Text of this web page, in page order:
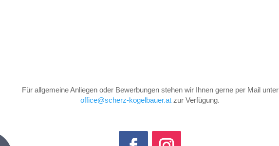
Für allgemeine Anliegen oder Bewerbungen stehen wir Ihnen gerne per Mail unter
office@scherz-kogelbauer.at zur Verfügung.